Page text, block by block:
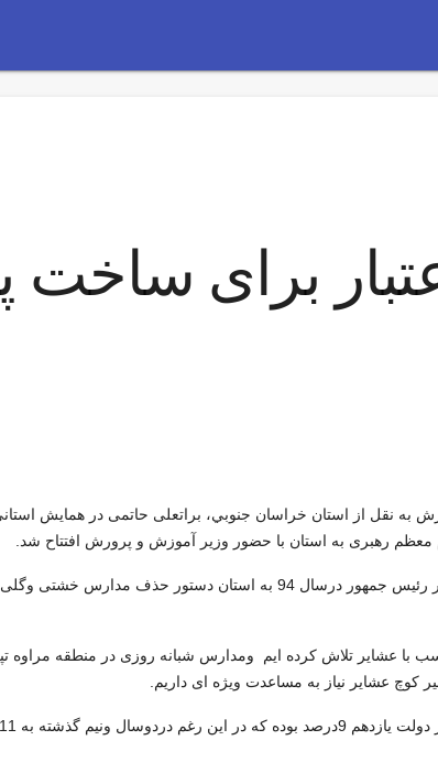
اعتبار برای
نقل از استان خراسان جنوبي، براتعلی حاتمی در همایش
با عشایر تلاش کرده ایم ومدارس شبانه روزی در منطقه مراوه
کوچ عشایر نیاز به مساعدت ویژه ای داریم